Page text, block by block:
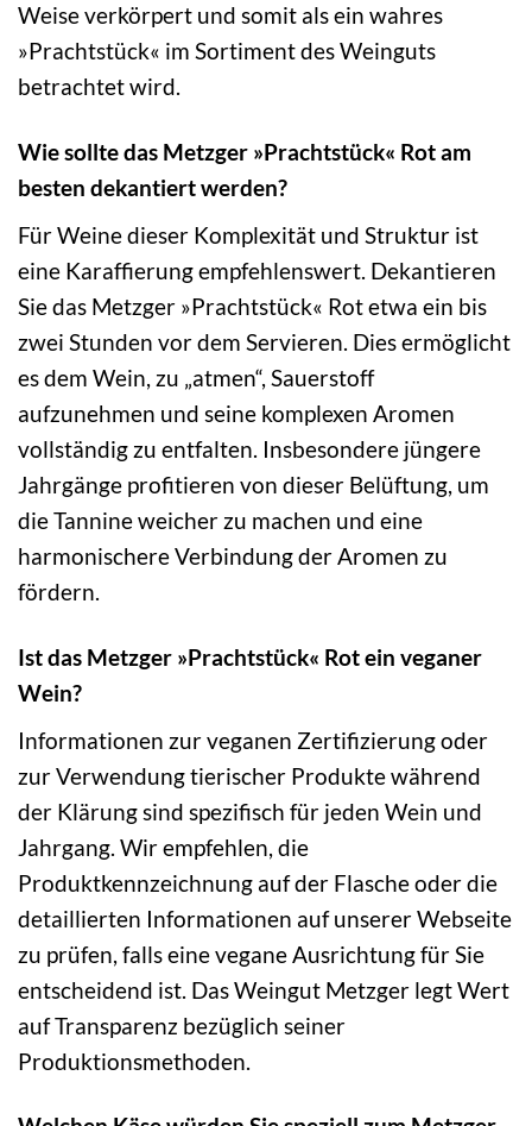
Weise verkörpert und somit als ein wahres
»Prachtstück« im Sortiment des Weinguts
betrachtet wird.
Wie sollte das Metzger »Prachtstück« Rot am
besten dekantiert werden?
Für Weine dieser Komplexität und Struktur ist
eine Karaffierung empfehlenswert. Dekantieren
Sie das Metzger »Prachtstück« Rot etwa ein bis
zwei Stunden vor dem Servieren. Dies ermöglicht
es dem Wein, zu „atmen“, Sauerstoff
aufzunehmen und seine komplexen Aromen
vollständig zu entfalten. Insbesondere jüngere
Jahrgänge profitieren von dieser Belüftung, um
die Tannine weicher zu machen und eine
harmonischere Verbindung der Aromen zu
fördern.
Ist das Metzger »Prachtstück« Rot ein veganer
Wein?
Informationen zur veganen Zertifizierung oder
zur Verwendung tierischer Produkte während
der Klärung sind spezifisch für jeden Wein und
Jahrgang. Wir empfehlen, die
Produktkennzeichnung auf der Flasche oder die
detaillierten Informationen auf unserer Webseite
zu prüfen, falls eine vegane Ausrichtung für Sie
entscheidend ist. Das Weingut Metzger legt Wert
auf Transparenz bezüglich seiner
Produktionsmethoden.